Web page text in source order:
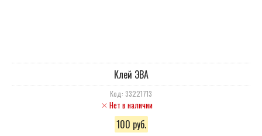
Клей ЭВА
Код: 33221713
Нет в наличии
100 руб.